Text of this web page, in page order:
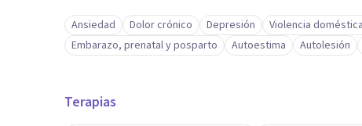
Ansiedad Dolor crónico Depresión Violencia doméstica
Embarazo, prenatal y posparto
Autoestima Autolesión
Terapias